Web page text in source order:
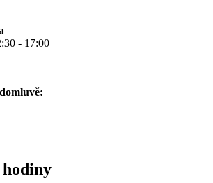
- 17:00